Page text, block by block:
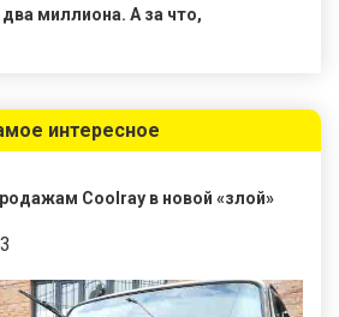
миллиона. А за что,
интересное
Coolray в новой «злой»